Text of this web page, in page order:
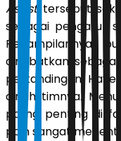
Assist tersebut
sebagai pengatur
Penampilannya
dinobatkan sebagai
pertandingan,
diraih timnya.
paling penting di
poin sangat